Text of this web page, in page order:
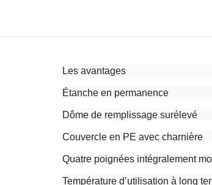
Les avantages
Étanche en permanence
Dôme de remplissage surélevé
Couvercle en PE avec charnière
Quatre poignées intégralement
Température d’utilisation à long